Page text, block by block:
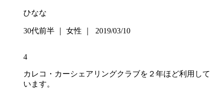
ひなな
30代前半 ｜ 女性 ｜ 2019/03/10
4
カレコ・カーシェアリングクラブを２年ほど利用して
います。